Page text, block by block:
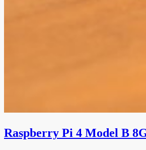
Raspberry Pi 4 Model B